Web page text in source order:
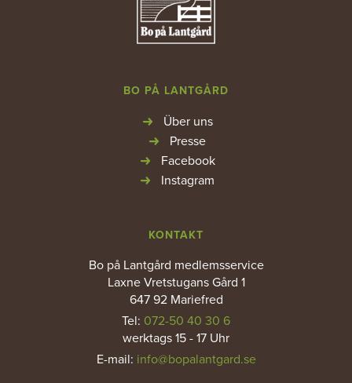
BO PÅ LANTGÅRD
Über uns
Presse
Facebook
Instagram
KONTAKT
Bo på Lantgård medlemsservice
Laxne Vretstugans Gård 1
647 92 Mariefred
Tel: 072-50 40 30 6
werktags 15 - 17 Uhr
E-mail: info@bopalantgard.se